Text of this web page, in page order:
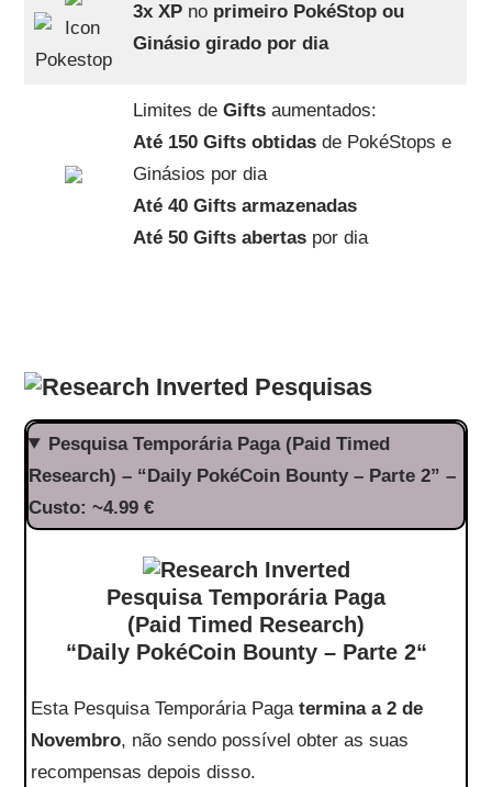
3x XP no primeiro PokéStop ou
Ginásio girado por dia
Limites deGifts aumentados:
Até 150 Gifts obtidas de PokéStops e
Ginásios por dia
Até 40 Gifts armazenadas
Até 50 Gifts abertas por dia
Pesquisas
Pesquisa Temporária Paga (Paid Timed
Research) – “Daily PokéCoin Bounty – Parte 2” –
Custo: ~4.99 €
Pesquisa Temporária Paga
(Paid Timed Research)
“Daily PokéCoin Bounty – Parte 2“
Esta Pesquisa Temporária Paga termina a 2 de
Novembro, não sendo possível obter as suas
recompensas depois disso.